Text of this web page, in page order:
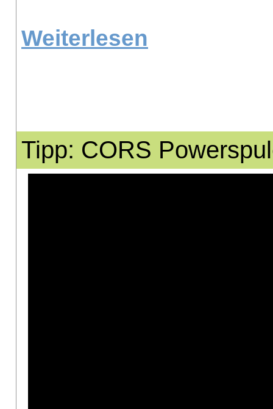
Weiterlesen
Tipp: CORS